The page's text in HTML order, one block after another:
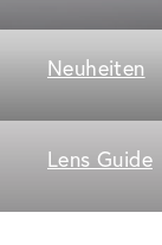
Neuheiten
Lens Guide